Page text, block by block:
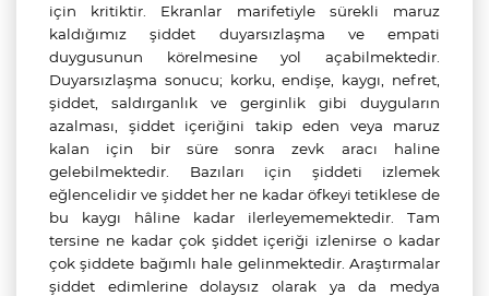
için kritiktir. Ekranlar marifetiyle sürekli maruz
kaldığımız şiddet duyarsızlaşma ve empati
duygusunun körelmesine yol açabilmektedir.
Duyarsızlaşma sonucu; korku, endişe, kaygı, nefret,
şiddet, saldırganlık ve gerginlik gibi duyguların
azalması, şiddet içeriğini takip eden veya maruz
kalan için bir süre sonra zevk aracı haline
gelebilmektedir. Bazıları için şiddeti izlemek
eğlencelidir ve şiddet her ne kadar öfkeyi tetiklese de
bu kaygı hâline kadar ilerleyememektedir. Tam
tersine ne kadar çok şiddet içeriği izlenirse o kadar
çok şiddete bağımlı hale gelinmektedir. Araştırmalar
şiddet edimlerine dolaysız olarak ya da medya